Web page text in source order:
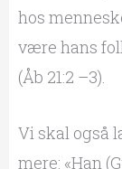
hos
være hans
(Åb 21:2 –3).
Vi skal også
mere: «Han